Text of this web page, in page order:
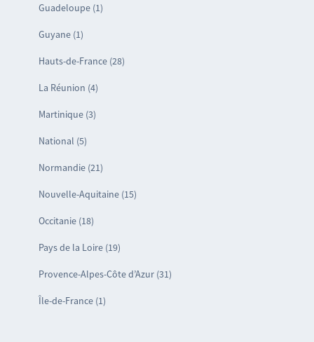
Guadeloupe (1)
Guyane (1)
Hauts-de-France (28)
La Réunion (4)
Martinique (3)
National (5)
Normandie (21)
Nouvelle-Aquitaine (15)
Occitanie (18)
Pays de la Loire (19)
Provence-Alpes-Côte d’Azur (31)
Île-de-France (1)